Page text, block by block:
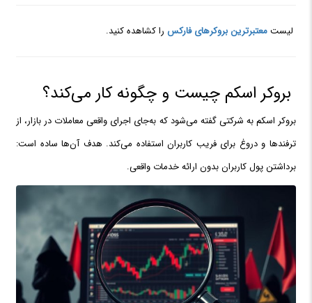
لیستمعتبرترین بروکرهای فارکس را کشاهده کنید.
بروکر اسکم چیست و چگونه کار می‌کند؟
بروکر اسکم به شرکتی گفته می‌شود که به‌جای اجرای واقعی معاملات در بازار، از
ترفندها و دروغ برای فریب کاربران استفاده می‌کند. هدف آن‌ها ساده است:
برداشتن پول کاربران بدون ارائه خدمات واقعی.